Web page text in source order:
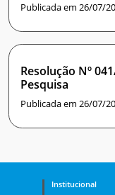
Publicada em 26/07/
Resolução Nº
Pesquisa
Publicada em 26/07/
Institucional